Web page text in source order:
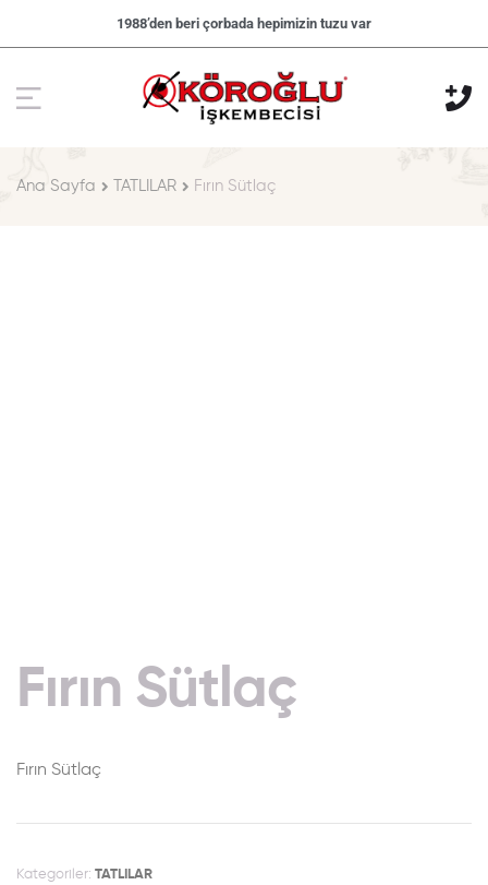
1988’den beri çorbada hepimizin tuzu var
Ana Sayfa TATLILAR Fırın Sütlaç
Fırın Sütlaç
Fırın Sütlaç
Kategoriler: TATLILAR